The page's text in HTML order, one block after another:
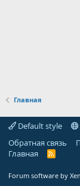
Главная
Default style
Обратная связь
Главная
R
Forum software by